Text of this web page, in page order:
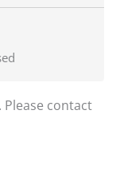
contact